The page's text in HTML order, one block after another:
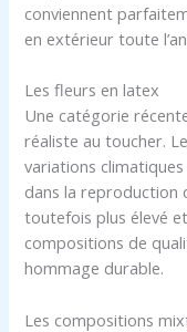
conviennent
en extérieur toute
Les fleurs en latex
Une catégorie
réaliste au toucher.
variations
dans la reproduction
toutefois plus élevé
compositions de
hommage durable.
Les compositions